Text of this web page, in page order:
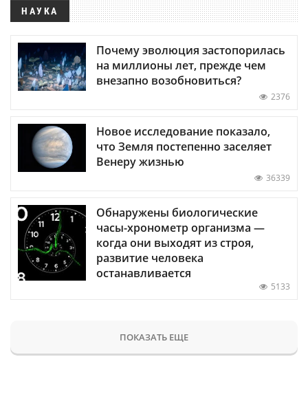
НАУКА
Почему эволюция застопорилась
на миллионы лет, прежде чем
внезапно возобновиться?
2376
Новое исследование показало,
что Земля постепенно заселяет
Венеру жизнью
36339
Обнаружены биологические
часы-хронометр организма —
когда они выходят из строя,
развитие человека
останавливается
5133
ПОКАЗАТЬ ЕЩЕ